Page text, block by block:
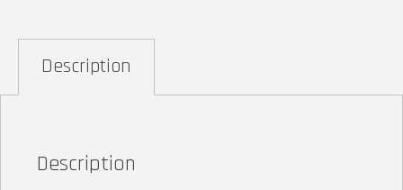
Description
Description